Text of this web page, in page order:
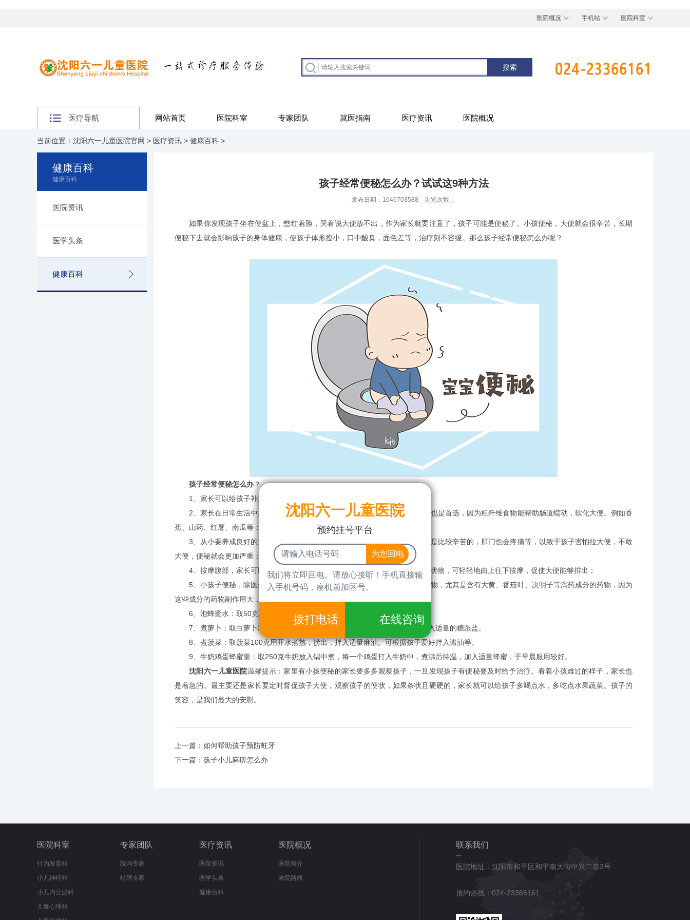
医院概况 手机站 医院科室
医疗导航 网站首页 医院科室 专家团队 就医指南 医疗资讯 医院概况
当前位置： 沈阳六一儿童医院官网 > 医疗资讯 > 健康百科 >
健康百科
健康百科
医院资讯
医学头条
健康百科
孩子经常便秘怎么办？试试这9种方法
发布日期：1646703588 浏览次数：
如果你发现孩子坐在便盆上，憋红着脸，哭着说大便放不出，作为家长就要注意了，孩子可能是便秘了。小孩便秘，大便就会很辛苦，长期
便秘下去就会影响孩子的身体健康，使孩子体形瘦小，口中酸臭，面色差等，治疗刻不容缓。那么孩子经常便秘怎么办呢？
孩子经常便秘怎么办？
1、家长可以给孩子补充足够的水分，建议多喝白开水或者是新鲜果汁；
2、家长在日常生活中多煮蔬菜给孩子吃，养成爱吃菜的好习惯。粗纤维食物也是首选，因为粗纤维食物能帮助肠道蠕动，软化大便。例如香
蕉、山药、红薯、南瓜等；
3、从小要养成良好的大小便习惯，定时督促孩子大便，便秘的宝宝拉大便时是比较辛苦的，肛门也会疼痛等，以致于孩子害怕拉大便，不敢
大便，便秘就会更加严重；
4、按摩腹部，家长可以按摩小孩使左下腹，慢慢从上向下抚摸，触摸到条索状物，可轻轻地由上往下按摩，促使大便能够排出；
5、小孩子便秘，除医生指导用药，不建议在家人给孩子乱服用任何通便的药物，尤其是含有大黄、番茄叶、决明子等泻药成分的药物，因为
这些成分的药物副作用大，大利于小孩子良好的肠道环境的建立；
6、泡蜂蜜水：取50克蜂蜜，加入适量的温水，搅拌后可以给孩子喝。
7、煮萝卜：取白萝卜250克洗净切块，加水煮烂后食用。可根据孩子爱好加入适量的糖跟盐。
8、煮菠菜：取菠菜100克用开水煮熟，捞出，拌入适量麻油。可根据孩子爱好拌入酱油等。
9、牛奶鸡蛋蜂蜜羹：取250克牛奶放入锅中煮，将一个鸡蛋打入牛奶中，煮沸后待温，加入适量蜂蜜，于早晨服用较好。
沈阳六一儿童医院温馨提示：家里有小孩便秘的家长要多多观察孩子，一旦发现孩子有便秘要及时给予治疗。看着小孩难过的样子，家长也
是着急的。最主要还是家长要定时督促孩子大便，观察孩子的便状，如果条状且硬硬的，家长就可以给孩子多喝点水，多吃点水果蔬菜。孩子的
笑容，是我们最大的安慰。
上一篇： 如何帮助孩子预防蛀牙
下一篇： 孩子小儿麻痹怎么办
医院科室
行为发育科
小儿神经科
小儿内分泌科
儿童心理科
专家团队
院内专家
特聘专家
医疗资讯
医院资讯
医学头条
健康百科
医院概况
医院简介
来院路线
联系我们
医院地址：沈阳市和平区和平南大街中兴二巷3号
预约热线：024-23366161
沈阳六一儿童医院
预约挂号平台
我们将立即回电。请放心接听！手机直接输
入手机号码，座机前加区号。
拨打电话 在线咨询